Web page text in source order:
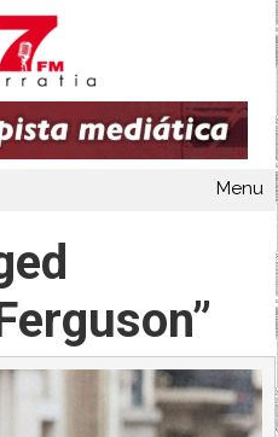
Menu